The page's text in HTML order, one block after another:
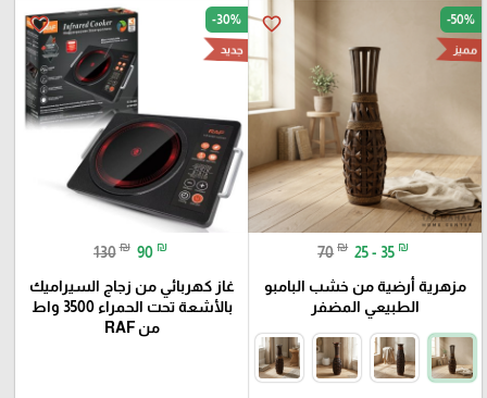
favorite_border -50%
مميز
70 ₪ 25 - 35 ₪
مزهرية أرضية من خشب البامبو
الطبيعي المضفر
favorite_border -30%
جديد
130 ₪ 90 ₪
غاز كهربائي من زجاج السيراميك
بالأشعة تحت الحمراء 3500 واط
من RAF